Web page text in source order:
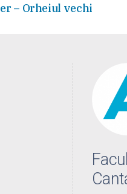
– Orheiul vechi